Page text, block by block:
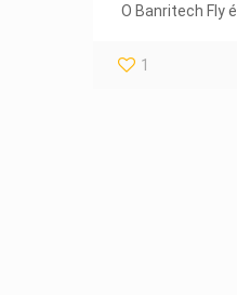
O Banritech Fly
1